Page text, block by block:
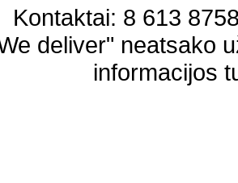
Kontaktai: 8 613
deliver" neatsako
informacijos